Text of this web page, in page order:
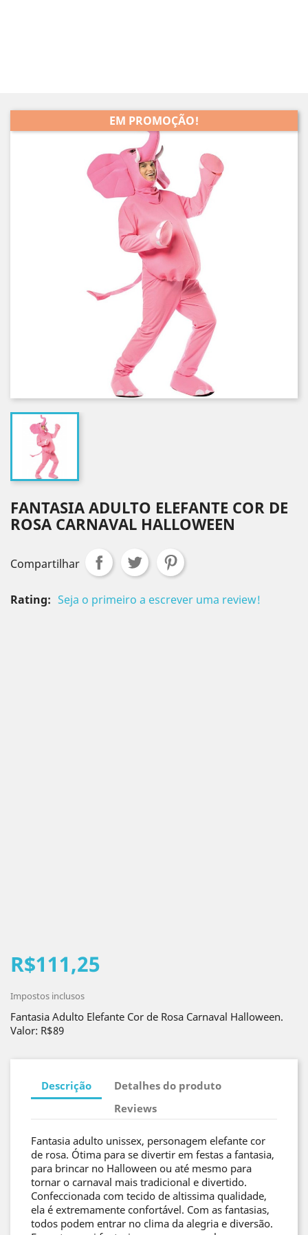
EM PROMOÇÃO!
FANTASIA ADULTO ELEFANTE COR DE
ROSA CARNAVAL HALLOWEEN
Compartilhar
Rating: Seja o primeiro a escrever uma review!
R$111,25
Impostos inclusos
Fantasia Adulto Elefante Cor de Rosa Carnaval Halloween.
Valor: R$89
Descrição
Detalhes do produto
Reviews
Fantasia adulto unissex, personagem elefante cor
de rosa. Ótima para se divertir em festas a fantasia,
para brincar no Halloween ou até mesmo para
tornar o carnaval mais tradicional e divertido.
Confeccionada com tecido de altissima qualidade,
ela é extremamente confortável. Com as fantasias,
todos podem entrar no clima da alegria e diversão.